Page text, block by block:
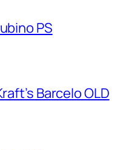
PS
Barcelo OLD